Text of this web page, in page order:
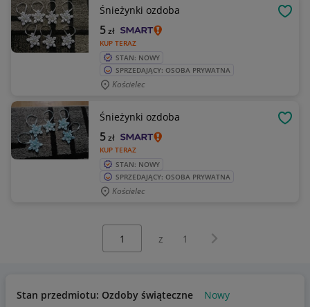
Śnieżynki ozdoba
KUP TERAZ
5zł
STAN: NOWY
SPRZEDAJĄCY: OSOBA PRYWATNA
Kościelec
Śnieżynki ozdoba
KUP TERAZ
5zł
STAN: NOWY
SPRZEDAJĄCY: OSOBA PRYWATNA
Kościelec
z 1 Następna strona
Stan przedmiotu: Ozdoby świąteczne Nowy